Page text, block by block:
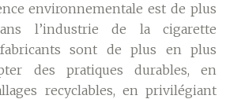
environnementale est de plus
l’industrie de la cigarette
sont de plus en plus
des pratiques durables, en
recyclables, en privilégiant